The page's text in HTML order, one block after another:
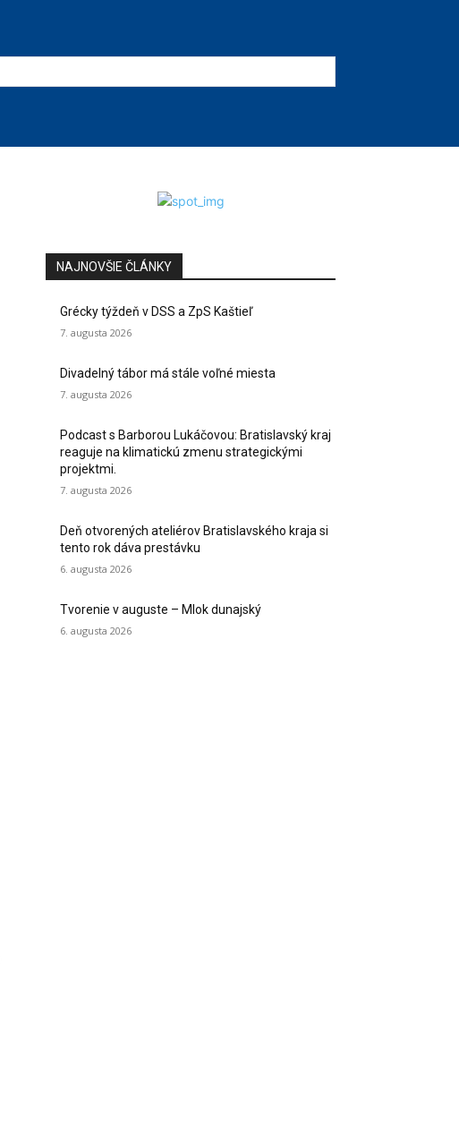
NAJNOVŠIE ČLÁNKY
Grécky týždeň v DSS a ZpS Kaštieľ
7. augusta 2026
Divadelný tábor má stále voľné miesta
7. augusta 2026
Podcast s Barborou Lukáčovou: Bratislavský kraj
reaguje na klimatickú zmenu strategickými
projektmi.
7. augusta 2026
Deň otvorených ateliérov Bratislavského kraja si
tento rok dáva prestávku
6. augusta 2026
Tvorenie v auguste – Mlok dunajský
6. augusta 2026